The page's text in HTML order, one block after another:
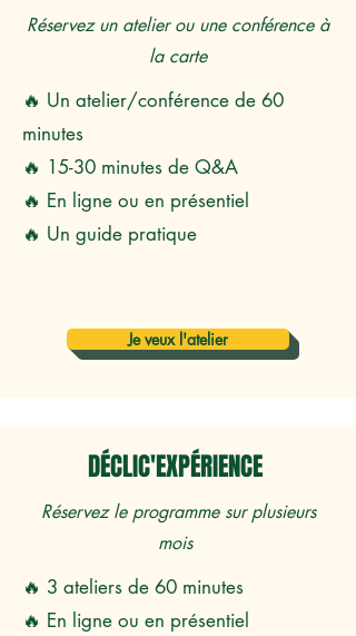
Réservez un atelier ou une conférence à
la carte
🔥 Un atelier/conférence de 60
minutes
🔥 15-30 minutes de Q&A
🔥 En ligne ou en présentiel
🔥 Un guide pratique
Je veux l'atelier
DÉCLIC'EXPÉRIENCE
Réservez le programme sur plusieurs
mois
🔥 3 ateliers de 60 minutes
🔥 En ligne ou en présentiel